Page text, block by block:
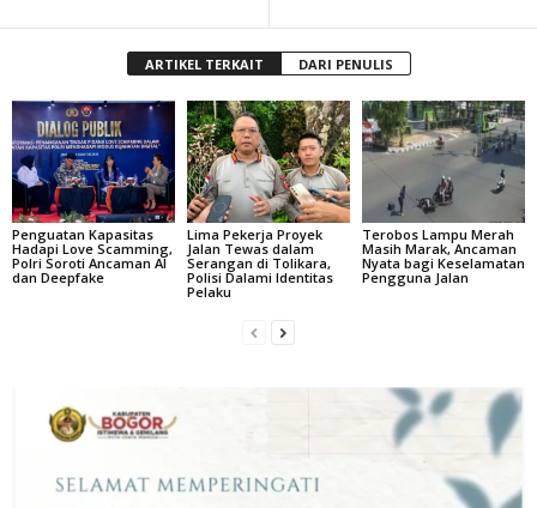
ARTIKEL TERKAIT DARI PENULIS
Penguatan Kapasitas
Hadapi Love Scamming,
Polri Soroti Ancaman AI
dan Deepfake
Lima Pekerja Proyek
Jalan Tewas dalam
Serangan di Tolikara,
Polisi Dalami Identitas
Pelaku
Terobos Lampu Merah
Masih Marak, Ancaman
Nyata bagi Keselamatan
Pengguna Jalan